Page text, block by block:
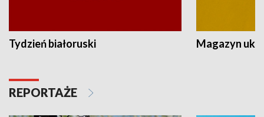
Tydzień białoruski Magazyn
REPORTAŻE